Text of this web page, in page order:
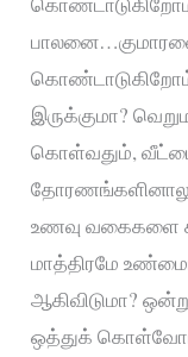
இருக்குமா?
கொள்வதும், வீட்டை
உணவு வகைகளை
மாத்திரமே
ஆகிவிடுமா?
ஒத்துக் கொள்வோம்,